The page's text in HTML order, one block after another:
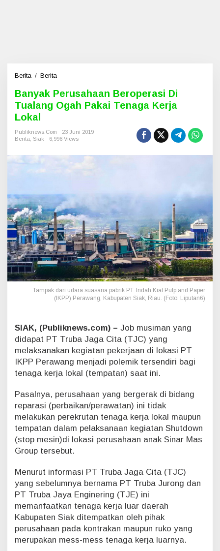
Berita / Berita
n
y
e
a
n
B
e
r
o
p
r
a
s
i
T
u
l
a
g
O
a
h
P
a
a
T
e
n
a
a
K
Banyak Perusahaan Beroperasi Di
Tualang Ogah Pakai Tenaga Kerja
Lokal
Publiknews.com
23 Juni 2019
Berita Siak 6,996 Views
Tampak dari udara suasana pabrik PT. Indah Kiat Pulp and Paper
(IKPP) Perawang, Kabupaten Siak, Riau. (Foto: Liputan6)
SIAK, (Publiknews.com) – Job musiman yang
didapat PT Truba Jaga Cita (TJC) yang
melaksanakan kegiatan pekerjaan di lokasi PT
IKPP Perawang menjadi polemik tersendiri bagi
tenaga kerja lokal (tempatan) saat ini.
Pasalnya, perusahaan yang bergerak di bidang
reparasi (perbaikan/perawatan) ini tidak
melakukan perekrutan tenaga kerja lokal maupun
tempatan dalam pelaksanaan kegiatan Shutdown
(stop mesin)di lokasi perusahaan anak Sinar Mas
Group tersebut.
Menurut informasi PT Truba Jaga Cita (TJC)
yang sebelumnya bernama PT Truba Jurong dan
PT Truba Jaya Enginering (TJE) ini
memanfaatkan tenaga kerja luar daerah
Kabupaten Siak ditempatkan oleh pihak
perusahaan pada kontrakan maupun ruko yang
merupakan mess-mess tenaga kerja luarnya.